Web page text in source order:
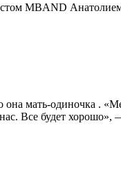
MBAND
мать-одиночка .
Все будет хорошо»,